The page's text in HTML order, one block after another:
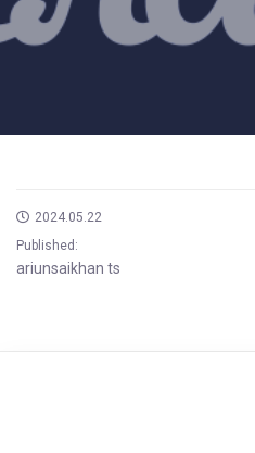
2024.05.22
Published:
ariunsaikhan ts